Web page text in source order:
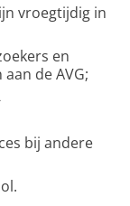
vroegtijdig in
en
de AVG;
bij andere